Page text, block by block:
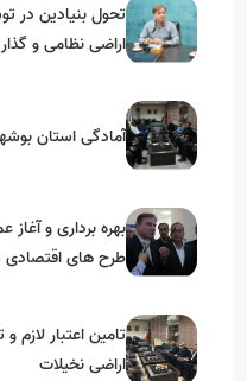
تحول بنیادین
اراضی نظامی و
آمادگی استان
بهره برداری و آغاز
طرح های
تامین اعتبار
اراضی نخیلات